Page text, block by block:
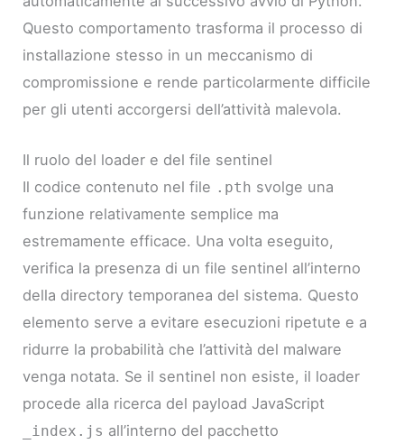
Questo comportamento trasforma il processo di
installazione stesso in un meccanismo di
compromissione e rende particolarmente difficile
per gli utenti accorgersi dell’attività malevola.
Il ruolo del loader e del file sentinel
Il codice contenuto nel file .pth svolge una
funzione relativamente semplice ma
estremamente efficace. Una volta eseguito,
verifica la presenza di un file sentinel all’interno
della directory temporanea del sistema. Questo
elemento serve a evitare esecuzioni ripetute e a
ridurre la probabilità che l’attività del malware
venga notata. Se il sentinel non esiste, il loader
procede alla ricerca del payload JavaScript
_index.js all’interno del pacchetto